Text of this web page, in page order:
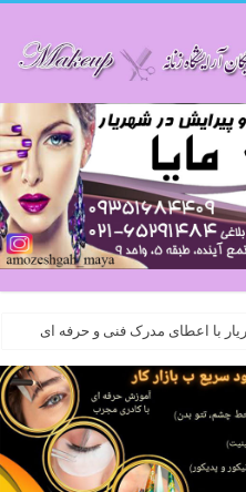
با اعطای مدرک فنی و حرفه ای